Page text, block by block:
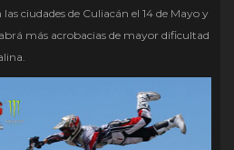
ciudades de Culiacán el 14 de Mayo y
más acrobacias de mayor dificultad